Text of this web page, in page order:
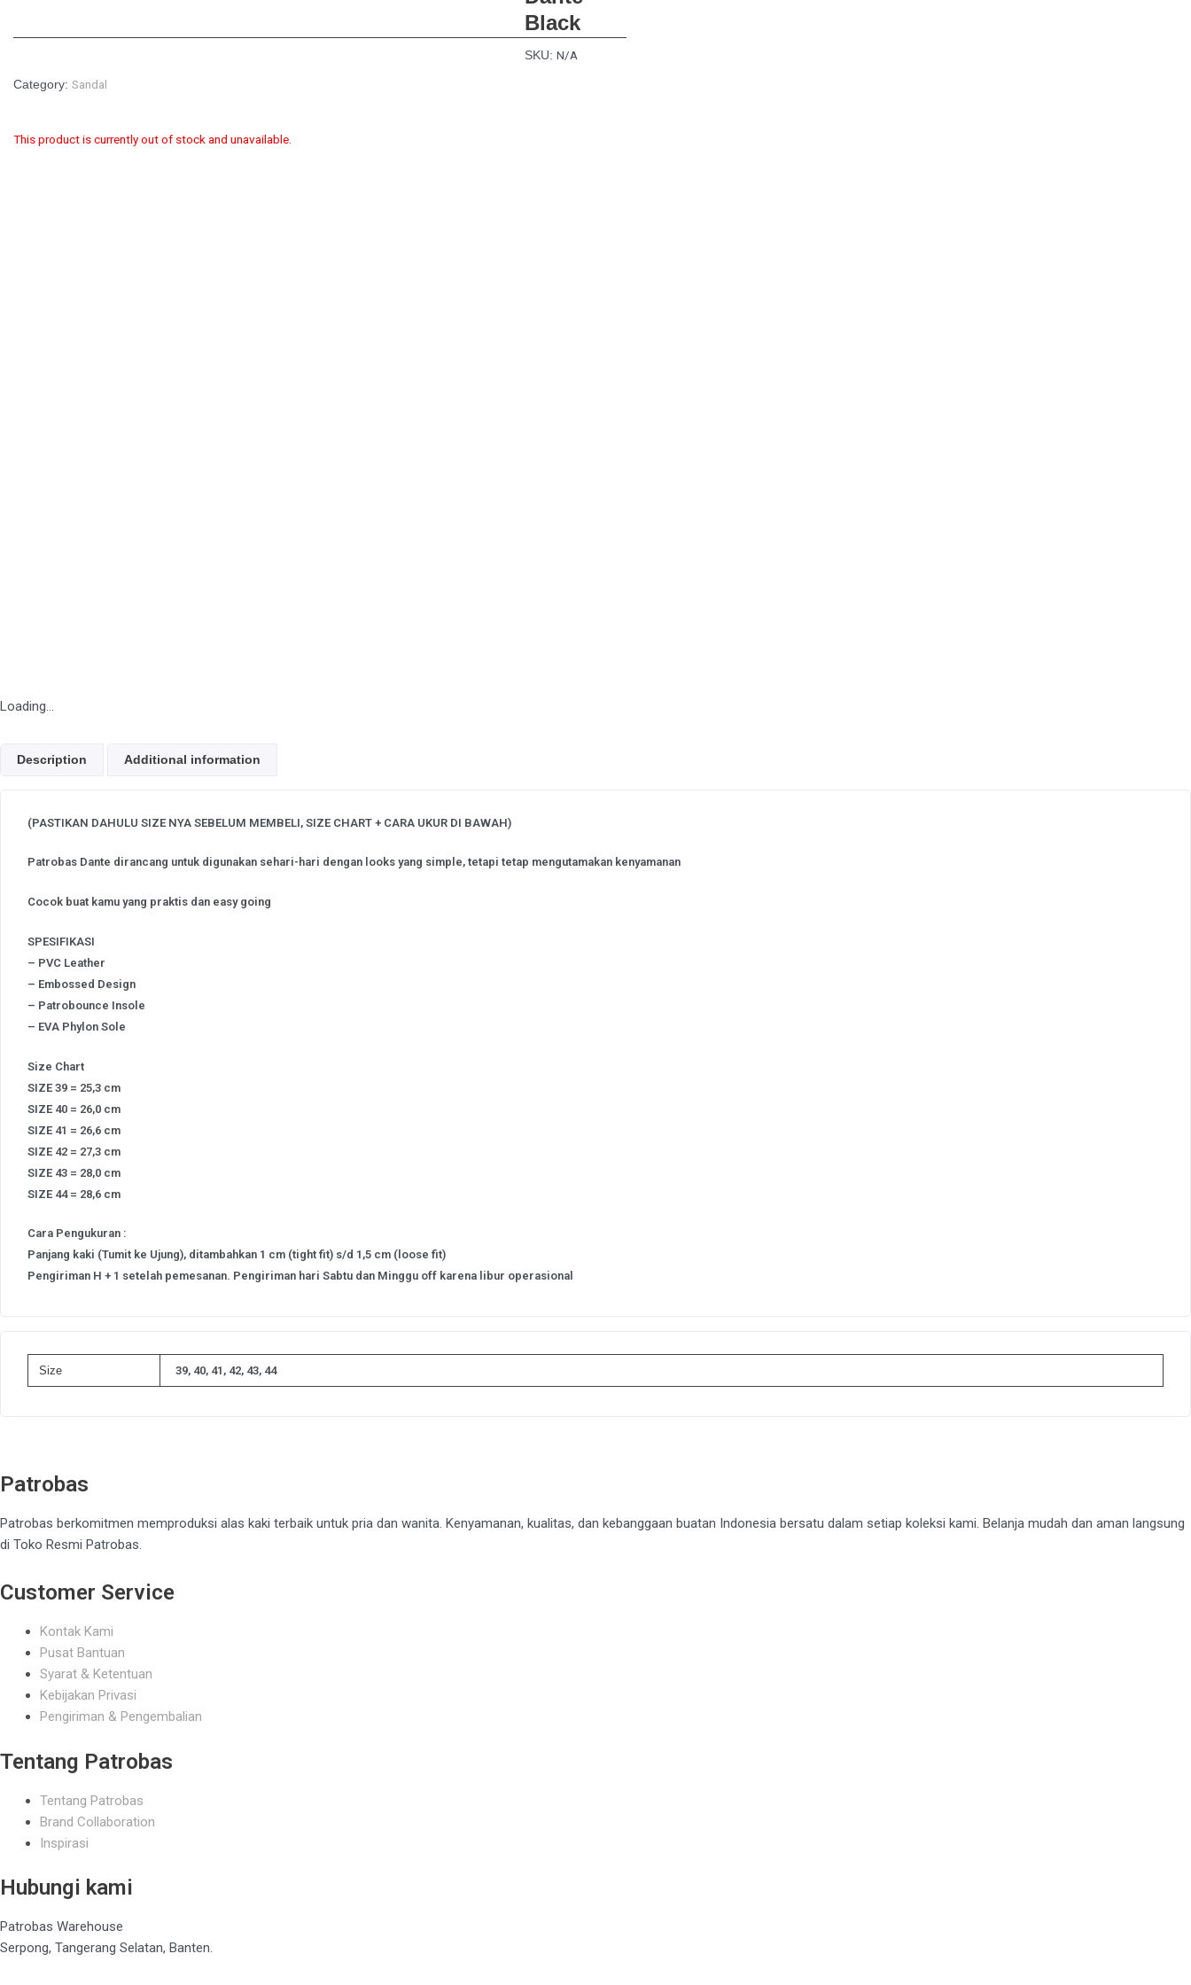
Black
SKU:N/A
Category: Sandal
This product is currently out of stock and unavailable.
Loading...
Description Additional information
(PASTIKAN DAHULU SIZE NYA SEBELUM MEMBELI, SIZE CHART + CARA UKUR DI BAWAH)
Patrobas Dante dirancang untuk digunakan sehari-hari dengan looks yang simple, tetapi tetap mengutamakan kenyamanan
Cocok buat kamu yang praktis dan easy going
SPESIFIKASI
– PVC Leather
– Embossed Design
– Patrobounce Insole
– EVA Phylon Sole
Size Chart
SIZE 39 = 25,3 cm
SIZE 40 = 26,0 cm
SIZE 41 = 26,6 cm
SIZE 42 = 27,3 cm
SIZE 43 = 28,0 cm
SIZE 44 = 28,6 cm
Cara Pengukuran :
Panjang kaki (Tumit ke Ujung), ditambahkan 1 cm (tight fit) s/d 1,5 cm (loose fit)
Pengiriman H + 1 setelah pemesanan. Pengiriman hari Sabtu dan Minggu off karena libur operasional
Size 39, 40, 41, 42, 43, 44
Patrobas
Patrobas berkomitmen memproduksi alas kaki terbaik untuk pria dan wanita. Kenyamanan, kualitas, dan kebanggaan buatan Indonesia bersatu dalam setiap koleksi kami. Belanja mudah dan aman langsung
di Toko Resmi Patrobas.
Customer Service
Kontak Kami
Pusat Bantuan
Syarat & Ketentuan
Kebijakan Privasi
Pengiriman & Pengembalian
Tentang Patrobas
Tentang Patrobas
Brand Collaboration
Inspirasi
Hubungi kami
Patrobas Warehouse
Serpong, Tangerang Selatan, Banten.